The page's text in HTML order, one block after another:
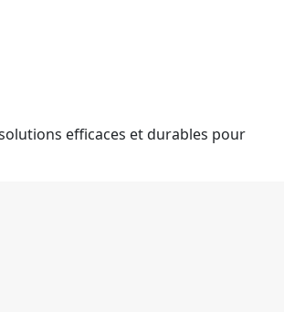
efficaces et durables pour